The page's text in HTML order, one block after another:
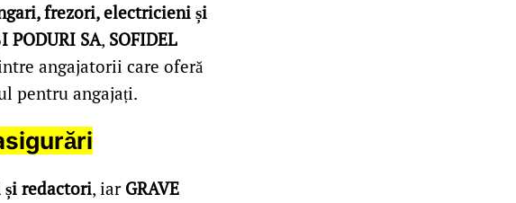
frezori, electricieni și
PODURI SA, SOFIDEL
angajatorii care oferă
pentru angajați.
redactori, iar GRAVE